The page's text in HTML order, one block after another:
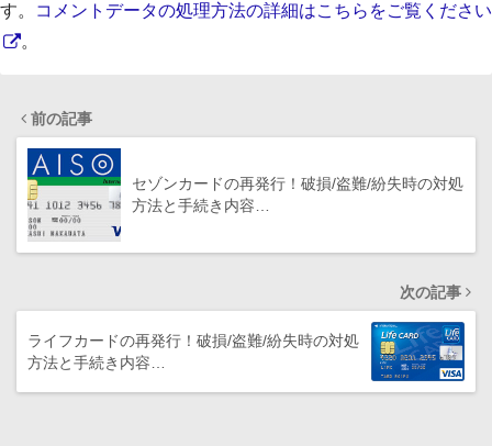
す。
コメントデータの処理方法の詳細はこちらをご覧ください
。
前の記事
セゾンカードの再発行！破損/盗難/紛失時の対処
方法と手続き内容…
次の記事
ライフカードの再発行！破損/盗難/紛失時の対処
方法と手続き内容…